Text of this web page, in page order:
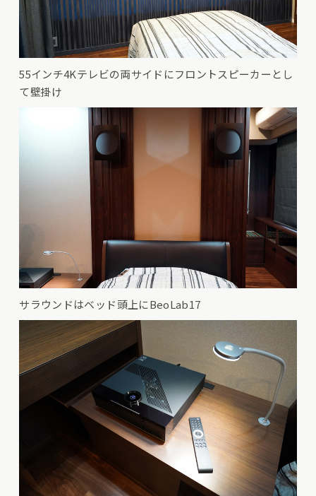
55インチ4Kテレビの両サイドにフロントスピーカーとし
て壁掛け
サラウンドはベッド頭上にBeoLab17